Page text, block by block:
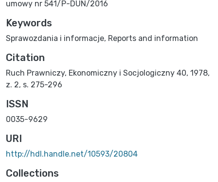
umowy nr 541/P-DUN/2016
Keywords
Sprawozdania i informacje, Reports and information
Citation
Ruch Prawniczy, Ekonomiczny i Socjologiczny 40, 1978,
z. 2, s. 275-296
ISSN
0035-9629
URI
http://hdl.handle.net/10593/20804
Collections